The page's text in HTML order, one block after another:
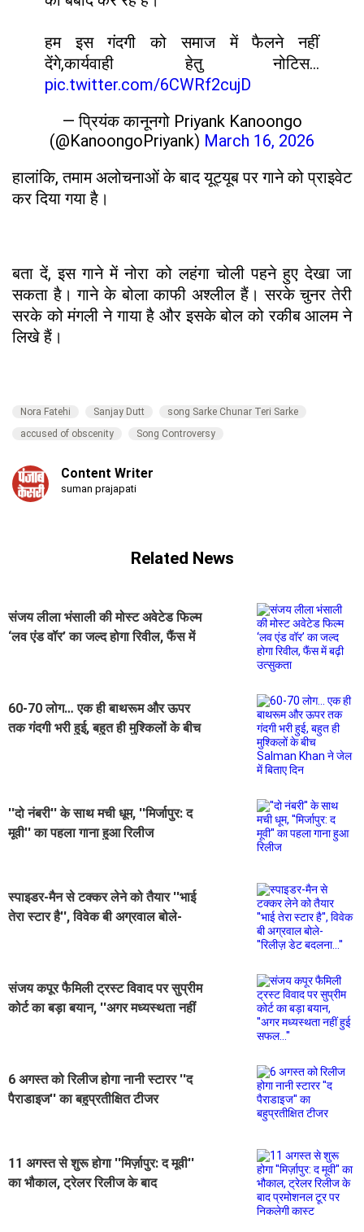
हम इस गंदगी को समाज में फैलने नहीं
देंगे,कार्यवाही हेतु नोटिस…
pic.twitter.com/6CWRf2cujD
— प्रियंक कानूनगो Priyank Kanoongo
(@KanoongoPriyank) March 16, 2026
हालांकि, तमाम अलोचनाओं के बाद यूट्यूब पर गाने को प्राइवेट
कर दिया गया है।
बता दें, इस गाने में नोरा को लहंगा चोली पहने हुए देखा जा
सकता है। गाने के बोला काफी अश्लील हैं। सरके चुनर तेरी
सरके को मंगली ने गाया है और इसके बोल को रकीब आलम ने
लिखे हैं।
Nora Fatehi Sanjay Dutt
song Sarke Chunar Teri Sarke
accused of obscenity
Song Controversy
Content Writer
suman prajapati
Related News
संजय लीला भंसाली की मोस्ट अवेटेड फिल्म
‘लव एंड वॉर’ का जल्द होगा रिवील, फैंस में
60-70 लोग… एक ही बाथरूम और ऊपर
तक गंदगी भरी हुई, बहुत ही मुश्किलों के बीच
''दो नंबरी'' के साथ मची धूम, ''मिर्जापुर: द
मूवी'' का पहला गाना हुआ रिलीज
स्पाइडर-मैन से टक्कर लेने को तैयार ''भाई
तेरा स्टार है'', विवेक बी अग्रवाल बोले-
संजय कपूर फैमिली ट्रस्ट विवाद पर सुप्रीम
कोर्ट का बड़ा बयान, ''अगर मध्यस्थता नहीं
6 अगस्त को रिलीज होगा नानी स्टारर ''द
पैराडाइज'' का बहुप्रतीक्षित टीजर
11 अगस्त से शुरू होगा ''मिर्ज़ापुर: द मूवी''
का भौकाल, ट्रेलर रिलीज के बाद